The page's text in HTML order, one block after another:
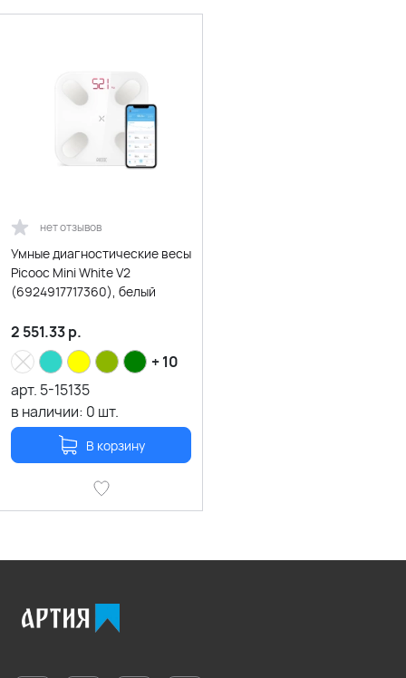
нет отзывов
Умные диагностические весы
Picooc Mini White V2
(6924917717360), белый
2 551.33р.
+ 10
арт. 5-15135
в наличии: 0 шт.
В корзину